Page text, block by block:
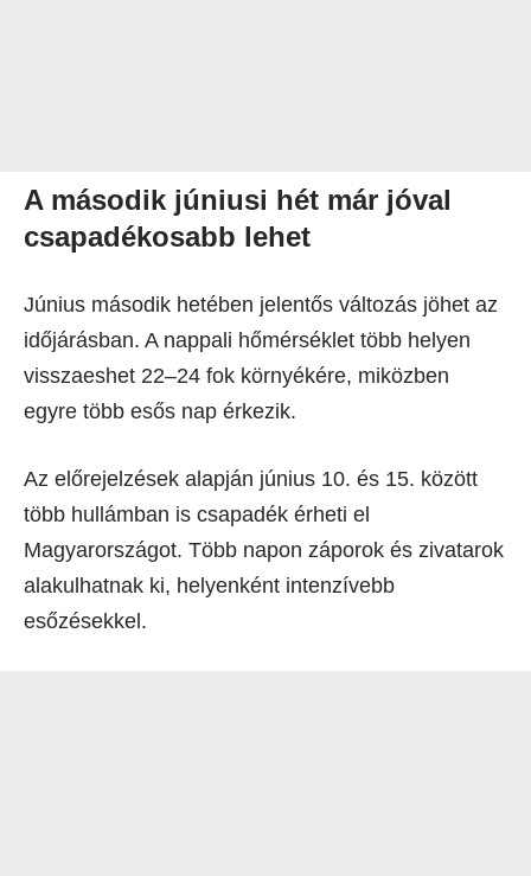
A második júniusi hét már jóval
csapadékosabb lehet
Június második hetében jelentős változás jöhet az
időjárásban. A nappali hőmérséklet több helyen
visszaeshet 22–24 fok környékére, miközben
egyre több esős nap érkezik.
Az előrejelzések alapján június 10. és 15. között
több hullámban is csapadék érheti el
Magyarországot. Több napon záporok és zivatarok
alakulhatnak ki, helyenként intenzívebb
esőzésekkel.